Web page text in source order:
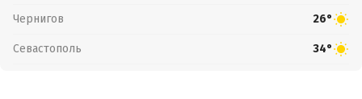
Чернигов 26°
Севастополь 34°